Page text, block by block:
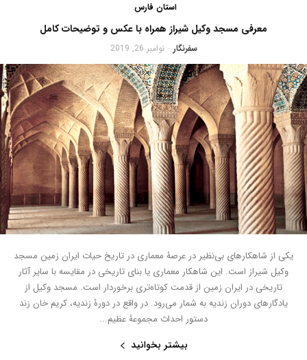
استان فارس
معرفی مسجد وکیل شیراز همراه با عکس و توضیحات کامل
سفرنگار - نوامبر 26, 2019
یکی از شاهکارهای بی‌نظیر در عرصۀ معماری در تاریخ حیات ایران زمین مسجد
وکیل شیراز است. این شاهکار معماری یا بنای تاریخی در مقایسه با سایر آثار
تاریخی در ایران زمین از قدمت کوتاه‌تری برخوردار است. مسجد وکیل از
یادگارهای دوران زندیه به شمار می‌رود. در واقع در دورۀ زندیه، کریم خان زند
دستور احداث مجموعۀ عظیم...
بیشتر بخوانید